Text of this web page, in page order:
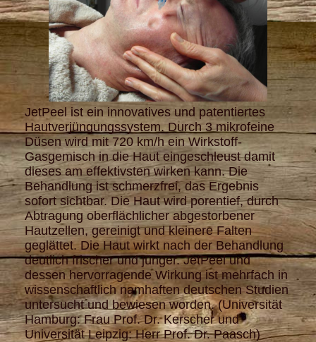
JetPeel ist ein innovatives und patentiertes
Hautverjüngungssystem. Durch 3 mikrofeine
Düsen wird mit 720 km/h ein Wirkstoff-
Gasgemisch in die Haut eingeschleust damit
dieses am effektivsten wirken kann. Die
Behandlung ist schmerzfrei, das Ergebnis
sofort sichtbar. Die Haut wird porentief, durch
Abtragung oberflächlicher abgestorbener
Hautzellen, gereinigt und kleinere Falten
geglättet. Die Haut wirkt nach der Behandlung
deutlich frischer und jünger. JetPeel und
dessen hervorragende Wirkung ist mehrfach in
wissenschaftlich namhaften deutschen Studien
untersucht und bewiesen worden. (Universität
Hamburg: Frau Prof. Dr. Kerscher und
Universität Leipzig: Herr Prof. Dr. Paasch)